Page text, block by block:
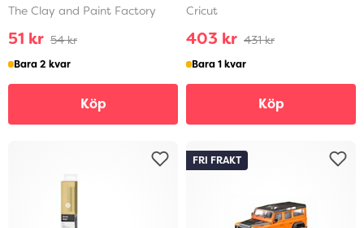
The Clay and Paint Factory
51 kr 54 kr
Bara 2 kvar
Köp
Cricut
403 kr 431 kr
Bara 1 kvar
Köp
FRI FRAKT